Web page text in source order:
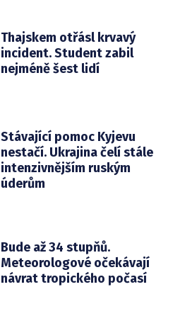
Thajskem otřásl krvavý
incident. Student zabil
nejméně šest lidí
Stávající pomoc Kyjevu
nestačí. Ukrajina čelí stále
intenzivnějším ruským
úderům
Bude až 34 stupňů.
Meteorologové očekávají
návrat tropického počasí